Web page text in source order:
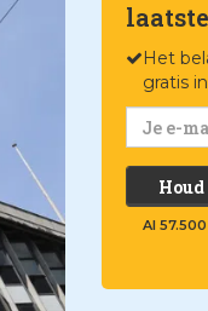
Het
gratis
Al